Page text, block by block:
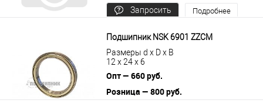
Запросить
Подробнее
Подшипник NSK 6901 ZZCM
Размеры d x D x B
12 x 24 x 6
Опт — 660 руб.
Розница — 800 руб.